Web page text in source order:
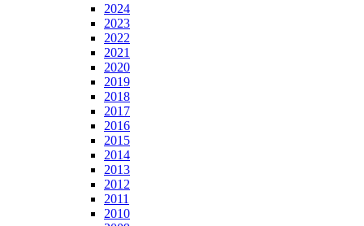
2024
2023
2022
2021
2020
2019
2018
2017
2016
2015
2014
2013
2012
2011
2010